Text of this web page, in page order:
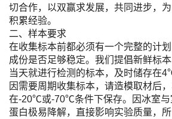
切合作，以双赢求发展，共同进步，
积累经验。
二、样本要求
在收集标本前都必须有一个完整的计
成份是否足够稳定。我们提倡新鲜标
当天就进行检测的标本，及时储存在
因需要周期收集标本，请造模取材后
在-20℃或-70℃条件下保存。因冰室与
蛋白极易降解，直接影响实验质量，